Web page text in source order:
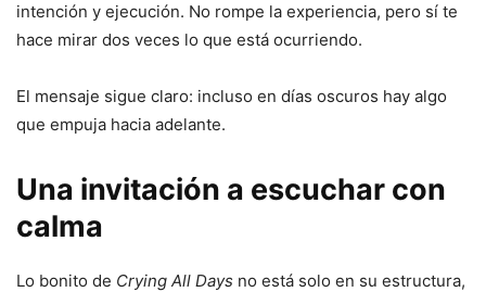
intención y ejecución. No rompe la experiencia, pero sí te
hace mirar dos veces lo que está ocurriendo.
El mensaje sigue claro: incluso en días oscuros hay algo
que empuja hacia adelante.
Una invitación a escuchar con
calma
Lo bonito de Crying All Days no está solo en su estructura,